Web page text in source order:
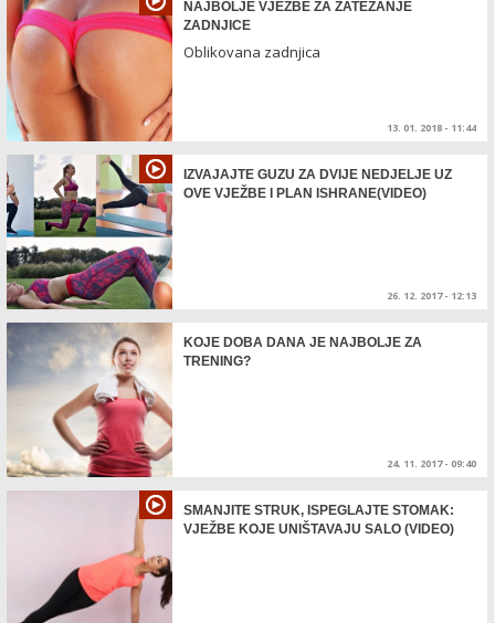
NAJBOLJE VJEŽBE ZA ZATEZANJE
ZADNJICE
Oblikovana zadnjica
13. 01. 2018 - 11:44
IZVAJAJTE GUZU ZA DVIJE NEDJELJE UZ
OVE VJEŽBE I PLAN ISHRANE(VIDEO)
26. 12. 2017 - 12:13
KOJE DOBA DANA JE NAJBOLJE ZA
TRENING?
24. 11. 2017 - 09:40
SMANJITE STRUK, ISPEGLAJTE STOMAK:
VJEŽBE KOJE UNIŠTAVAJU SALO (VIDEO)